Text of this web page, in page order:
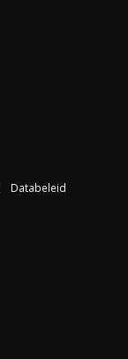
Databeleid